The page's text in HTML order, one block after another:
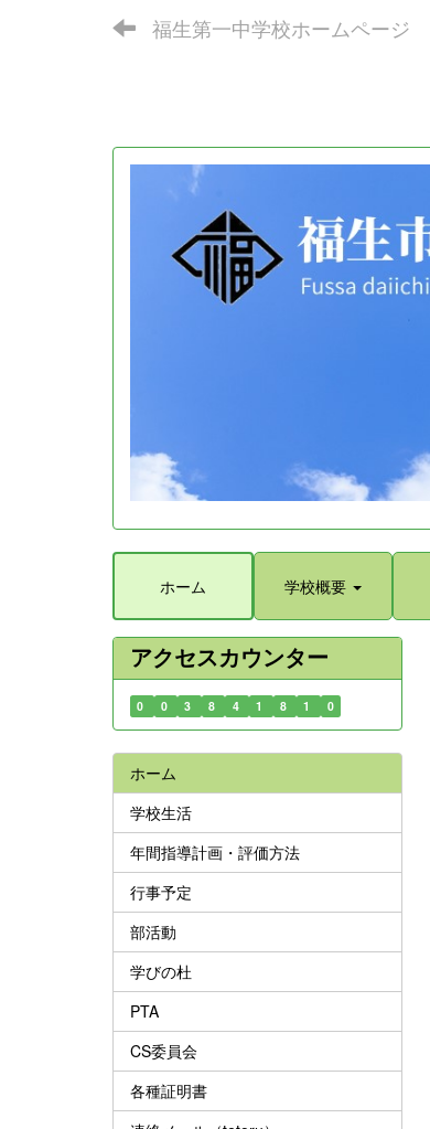
福生第一中学校ホームページ
ホーム 学校概要
アクセスカウンター
0 0 3 8 4 1 8 1 0
ホーム
学校生活
年間指導計画・評価方法
行事予定
部活動
学びの杜
PTA
CS委員会
各種証明書